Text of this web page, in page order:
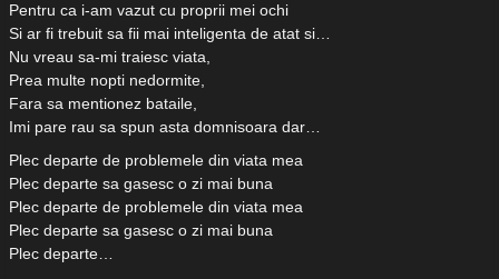
Pentru ca i-am vazut cu proprii mei ochi
Si ar fi trebuit sa fii mai inteligenta de atat si…
Nu vreau sa-mi traiesc viata,
Prea multe nopti nedormite,
Fara sa mentionez bataile,
Imi pare rau sa spun asta domnisoara dar…
Plec departe de problemele din viata mea
Plec departe sa gasesc o zi mai buna
Plec departe de problemele din viata mea
Plec departe sa gasesc o zi mai buna
Plec departe…